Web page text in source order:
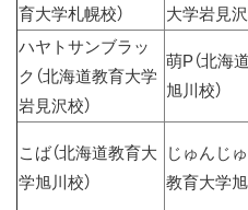
育大学札幌校）
大学岩見沢
ハヤトサンブラッ
ク（北海道教育大学
岩見沢校）
萌P（北海
旭川校）
こば（北海道教育大
学旭川校）
じゅんじ
教育大学旭